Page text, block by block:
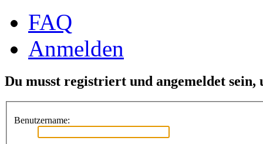
FAQ
Anmelden
Du musst registriert und angemeldet
Benutzername: